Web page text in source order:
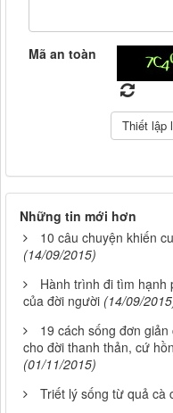
Mã an toàn
Những tin mới hơn
10 câu chuyện khiến
(14/09/2015)
Hành trình đi tìm hạnh
của đời người (14/09/
19 cách sống đơn
cho đời thanh thản, cứ
(01/11/2015)
Triết lý sống từ quả cà